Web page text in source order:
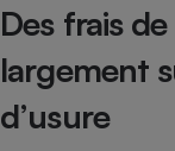
Des frais
largement
d’usure